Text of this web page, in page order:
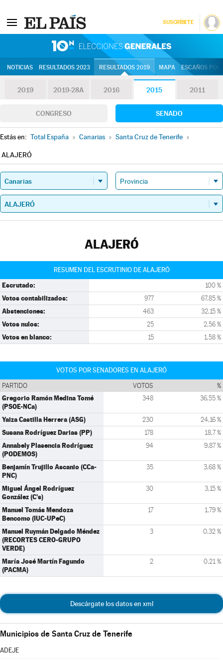
SUSCRÍBETE
NOTICIAS RESULTADOS 2023 RESULTADOS 2019 MAPA ESCAÑOS
2019 2019-28A 2016 2015 2011
CONGRESO SENADO
Estás en: Total España » Canarias » Santa Cruz de Tenerife »
ALAJERÓ
ALAJERÓ
RESUMEN DEL ESCRUTINIO DE ALAJERÓ
Escrutado: 100 %
Votos contabilizados: 977 67,85 %
Abstenciones: 463 32,15 %
Votos nulos: 25 2,56 %
Votos en blanco: 15 1,58 %
VOTOS POR SENADORES EN ALAJERÓ
PARTIDO VOTOS %
Gregorio Ramón Medina Tomé
(PSOE-NCa)
348 36,55 %
Yaiza Castilla Herrera (ASG) 230 24,16 %
Susana Rodríguez Darias (PP) 178 18,7 %
Annabely Plasencia Rodríguez
(PODEMOS)
94 9,87 %
Benjamín Trujillo Ascanio (CCa-
PNC)
35 3,68 %
Miguel Ángel Rodríguez
González (C's)
30 3,15 %
Manuel Tomás Mendoza
Bencomo (IUC-UPeC)
17 1,79 %
Manuel Ruymán Delgado Méndez
(RECORTES CERO-GRUPO
VERDE)
3 0,32 %
María José Martín Fagundo
(PACMA)
2 0,21 %
Descárgate los datos en xml
Municipios de Santa Cruz de Tenerife
ADEJE